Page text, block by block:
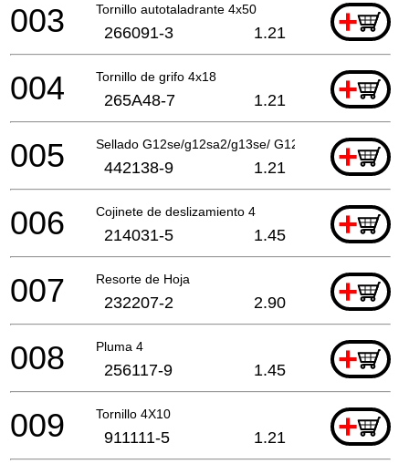
Tornillo autotaladrante 4x50 +
003 266091-3 1.21
Tornillo de grifo 4x18 +
004 265A48-7 1.21
Sellado G12se/g12sa2/g13se/ G12sb2/g12sa2
+
005 442138-9 1.21
Cojinete de deslizamiento 4 +
006 214031-5 1.45
Resorte de Hoja +
007 232207-2 2.90
Pluma 4 +
008 256117-9 1.45
Tornillo 4X10 +
009 911111-5 1.21